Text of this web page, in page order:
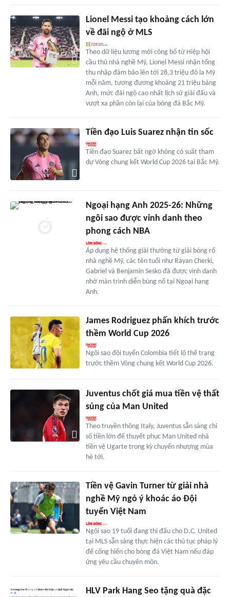
Lionel Messi tạo khoảng cách lớn
về đãi ngộ ở MLS
Theo dữ liệu lương mới công bố từ Hiệp hội
cầu thủ nhà nghề Mỹ, Lionel Messi nhận tổng
thu nhập đảm bảo lên tới 28,3 triệu đô la Mỹ
mỗi năm, tương đương khoảng 21 triệu bảng
Anh, mức đãi ngộ cao nhất lịch sử giải đấu và
vượt xa phần còn lại của bóng đá Bắc Mỹ.
Tiền đạo Luis Suarez nhận tin sốc
Tiền đạo Suarez bất ngờ không có suất tham
dự Vòng chung kết World Cup 2026 tại Bắc Mỹ.
Ngoại hạng Anh 2025-26: Những
ngôi sao được vinh danh theo
phong cách NBA
Áp dụng hệ thống giải thưởng từ giải bóng rổ
nhà nghề Mỹ, các tên tuổi như Rayan Cherki,
Gabriel và Benjamin Sesko đã được vinh danh
nhờ màn trình diễn bùng nổ tại Ngoại hạng
Anh.
James Rodriguez phấn khích trước
thềm World Cup 2026
Ngôi sao đội tuyển Colombia tiết lộ thể trạng
trước thềm Vòng chung kết World Cup 2026.
Juventus chốt giá mua tiền vệ thất
sủng của Man United
Theo truyền thông Italy, Juventus sẵn sàng chi
số tiền lớn để thuyết phục Man United nhả
tiền vệ Ugarte trong kỳ chuyển nhượng mùa
hè tới.
Tiền vệ Gavin Turner từ giải nhà
nghề Mỹ ngỏ ý khoác áo Đội
tuyển Việt Nam
Ngôi sao 19 tuổi đang thi đấu cho D.C. United
tại MLS sẵn sàng thực hiện các thủ tục pháp lý
để cống hiến cho bóng đá Việt Nam nếu đáp
ứng yêu cầu chuyên môn.
HLV Park Hang Seo tặng quà đặc